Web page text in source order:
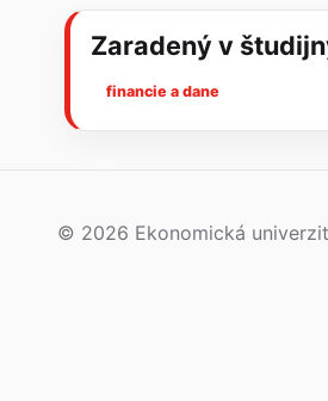
Zaradený v
financie a dane
© 2026 Ekonomická